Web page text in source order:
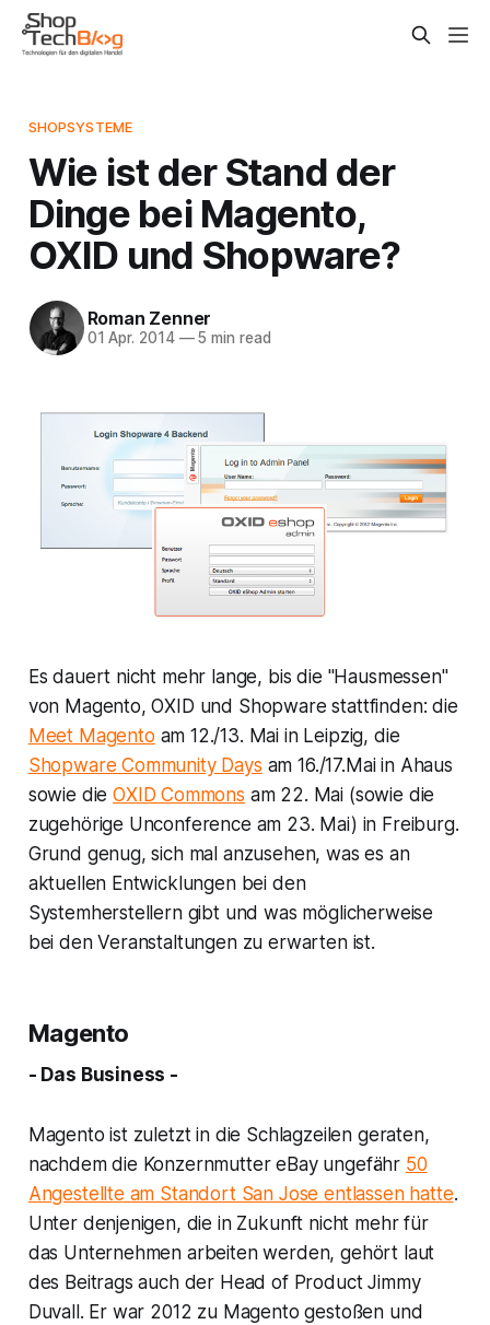
SHOPSYSTEME
Wie ist der Stand der
Dinge bei Magento,
OXID und Shopware?
Roman Zenner
01 Apr. 2014 —5 min read
Es dauert nicht mehr lange, bis die "Hausmessen"
von Magento, OXID und Shopware stattfinden: die
Meet Magento am 12./13. Mai in Leipzig, die
Shopware Community Days am 16./17.Mai in Ahaus
sowie dieOXID Commons am 22. Mai (sowie die
zugehörige Unconference am 23. Mai) in Freiburg.
Grund genug, sich mal anzusehen, was es an
aktuellen Entwicklungen bei den
Systemherstellern gibt und was möglicherweise
bei den Veranstaltungen zu erwarten ist.
Magento
- Das Business -
Magento ist zuletzt in die Schlagzeilen geraten,
nachdem die Konzernmutter eBay ungefähr 50
Angestellte am Standort San Jose entlassen hatte.
Unter denjenigen, die in Zukunft nicht mehr für
das Unternehmen arbeiten werden, gehört laut
des Beitrags auch der Head of ProductJimmy
Duvall. Er war 2012 zu Magento gestoßen und